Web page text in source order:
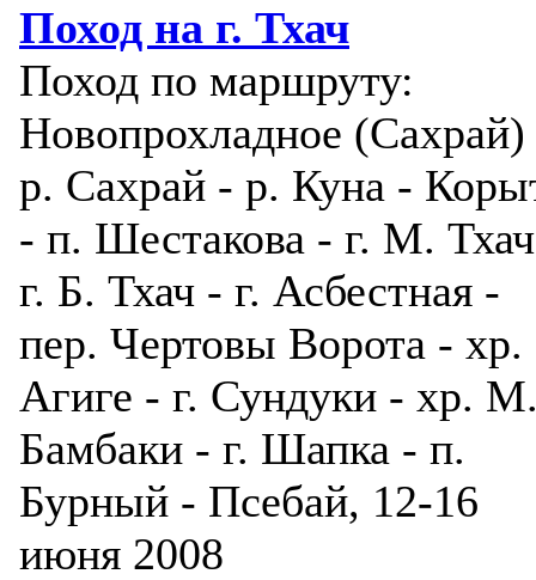
Поход на г. Тхач
Поход по маршруту:
Новопрохладное
р. Сахрай - р. Куна -
- п. Шестакова - г. М.
г. Б. Тхач - г. Асбестная -
пер. Чертовы Ворота - хр.
Агиге - г. Сундуки - хр.
Бамбаки - г. Шапка - п.
Бурный - Псебай, 12-16
июня 2008